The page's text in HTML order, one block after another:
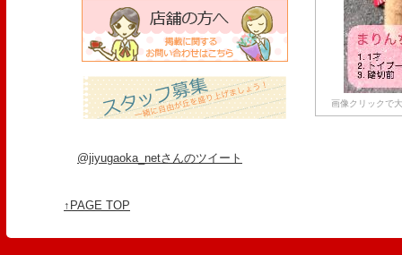
画像クリックで
@jiyugaoka_netさんのツイート
↑PAGE TOP